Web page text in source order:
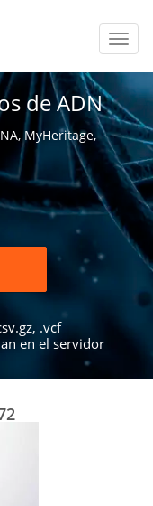
de ADN
MyHeritage,
.vcf
en el servidor